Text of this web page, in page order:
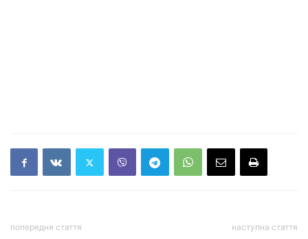
попередня стаття наступна стаття